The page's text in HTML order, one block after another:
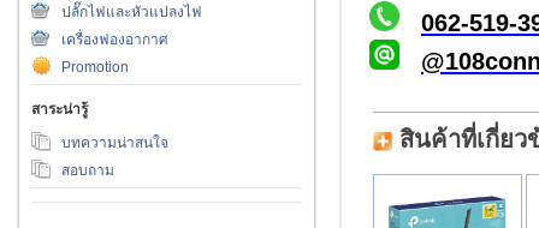
ปลั๊กไฟและหัวแปลงไฟ
เครื่องฟองอากาศ
Promotion
สาระน่ารู้
บทความน่าสนใจ
สอบถาม
062-519-
สินค้าที่เกี่ยว